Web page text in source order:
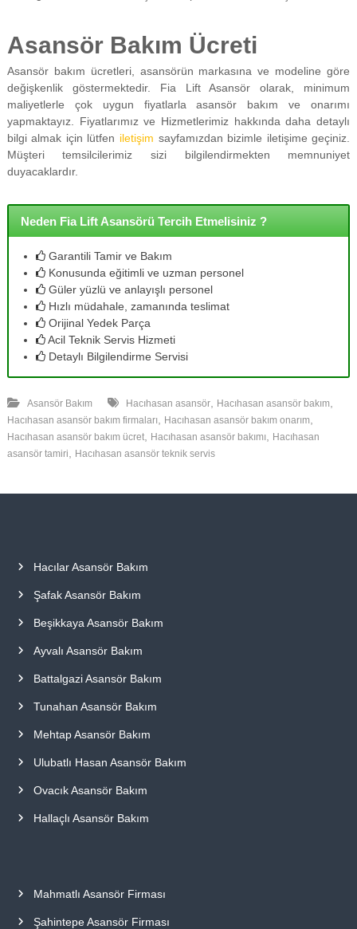
Asansör Bakım Ücreti
Asansör bakım ücretleri, asansörün markasına ve modeline göre
değişkenlik göstermektedir. Fia Lift Asansör olarak, minimum
maliyetlerle çok uygun fiyatlarla asansör bakım ve onarımı
yapmaktayız. Fiyatlarımız ve Hizmetlerimiz hakkında daha detaylı
bilgi almak için lütfen iletişim sayfamızdan bizimle iletişime geçiniz.
Müşteri temsilcilerimiz sizi bilgilendirmekten memnuniyet
duyacaklardır.
Neden Fia Lift Asansörü Tercih Etmelisiniz ?
Garantili Tamir ve Bakım
Konusunda eğitimli ve uzman personel
Güler yüzlü ve anlayışlı personel
Hızlı müdahale, zamanında teslimat
Orijinal Yedek Parça
Acil Teknik Servis Hizmeti
Detaylı Bilgilendirme Servisi
Asansör Bakım Hacıhasan asansör, Hacıhasan asansör bakım
Hacıhasan asansör bakım firmaları Hacıhasan asansör bakım onarım
Hacıhasan asansör bakım ücret, Hacıhasan asansör bakımı
Hacıhasan
asansör tamiri
Hacıhasan asansör teknik servis
Hacılar Asansör Bakım
Şafak Asansör Bakım
Beşikkaya Asansör Bakım
Ayvalı Asansör Bakım
Battalgazi Asansör Bakım
Tunahan Asansör Bakım
Mehtap Asansör Bakım
Ulubatlı Hasan Asansör Bakım
Ovacık Asansör Bakım
Hallaçlı Asansör Bakım
Mahmatlı Asansör Firması
Şahintepe Asansör Firması